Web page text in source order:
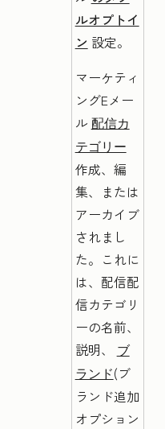
ルオプトイ
ン 設定。
マーケティ
ングEメー
ル 配信カ
テゴリー
作成、編
集、または
アーカイブ
されまし
た。 これに
は、配信配
信カテゴリ
ーの名前、
説明、
ブ
ランド(ブ
ランド追加
オプション